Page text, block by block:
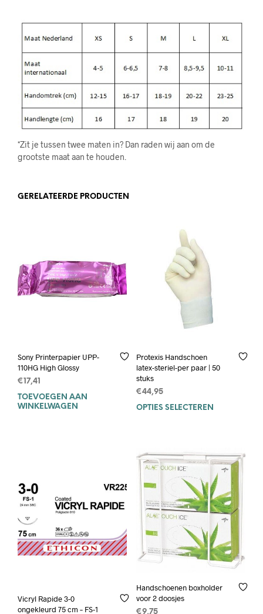
*Zit je tussen twee maten in? Dan raden wij aan om de
grootste maat aan te houden.
GERELATEERDE PRODUCTEN
Sony Printerpapier UPP-
110HG High Glossy
€17,41
TOEVOEGEN AAN
WINKELWAGEN
Protexis Handschoen
latex-steriel-per paar | 50
stuks
€44,95
OPTIES SELECTEREN
Vicryl Rapide 3-0
ongekleurd 75 cm – FS-1
Handschoenen boxholder
voor 2 doosjes
€9,75